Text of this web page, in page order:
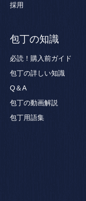
採用
包丁の知識
必読！購入前ガイド
包丁の詳しい知識
Q＆A
包丁の動画解説
包丁用語集